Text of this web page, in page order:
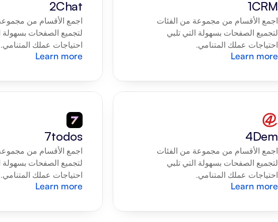
1CRM
احتياجات عملك المتنامي.
Learn more
2Chat
احتياجات عملك المتنامي.
Learn more
4Dem
احتياجات عملك المتنامي.
Learn more
7todos
احتياجات عملك المتنامي.
Learn more